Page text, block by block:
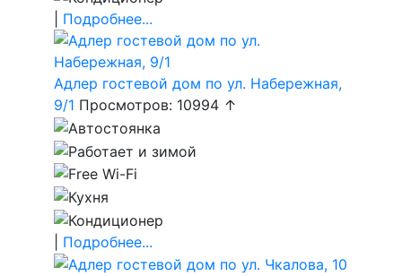
Подробнее...
Адлер гостевой дом по ул. Набережная,
9/1 Просмотров: 10994 ↑
Подробнее...